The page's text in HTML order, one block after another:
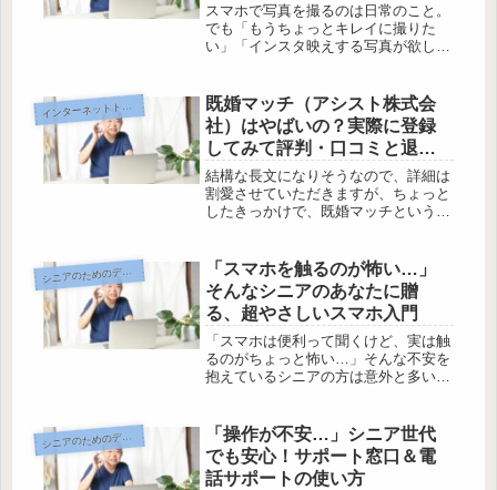
スマホで写真を撮るのは日常のこと。
でも「もうちょっとキレイに撮りた
い」「インスタ映えする写真が欲し
は、誰でも簡単にプロっぽい写真が撮
れる無料アプリが続々と登場していま
す。使い...
イ
ンターネットトラブル
既婚マッチ（アシスト株式会
社）はやばいの？実際に登録
してみて評判・口コミと退会
のやり方を徹底調査！
結構な長文になりそうなので、詳細は
割愛させていただきますが、ちょっと
したきっかけで、既婚マッチというサ
していない私は、なぜか、既婚マッチ
はどういうサイトなのか既婚マッチは
や...
シニアのためのデジタル暮らし入門
「スマホを触るのが怖い…」
そんなシニアのあなたに贈
る、超やさしいスマホ入門
「スマホは便利って聞くけど、実は触
るのがちょっと怖い…」そんな不安を
抱えているシニアの方は意外と多いも
くい」「操作ミスをしたらどうしよ
う」など、初めてスマホを手にすると
分か...
シニアのためのデジタル暮らし入門
「操作が不安…」シニア世代
でも安心！サポート窓口＆電
話サポートの使い方